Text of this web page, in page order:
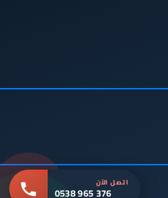
اتصل الآن
0538 965 376